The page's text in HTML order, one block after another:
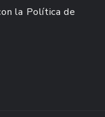
la Política de